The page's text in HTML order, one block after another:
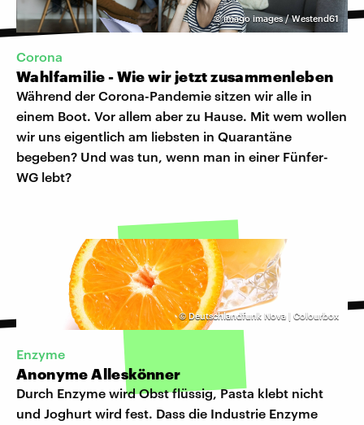
©imago images / Westend61
Corona
Wahlfamilie - Wie wir jetzt zusammenleben
Während der Corona-Pandemie sitzen wir alle in
einem Boot. Vor allem aber zu Hause. Mit wem wollen
wir uns eigentlich am liebsten in Quarantäne
begeben? Und was tun, wenn man in einer Fünfer-
WG lebt?
© Deutschlandfunk Nova | Colourbox
Enzyme
Anonyme Alleskönner
Durch Enzyme wird Obst flüssig, Pasta klebt nicht
und Joghurt wird fest. Dass die Industrie Enzyme